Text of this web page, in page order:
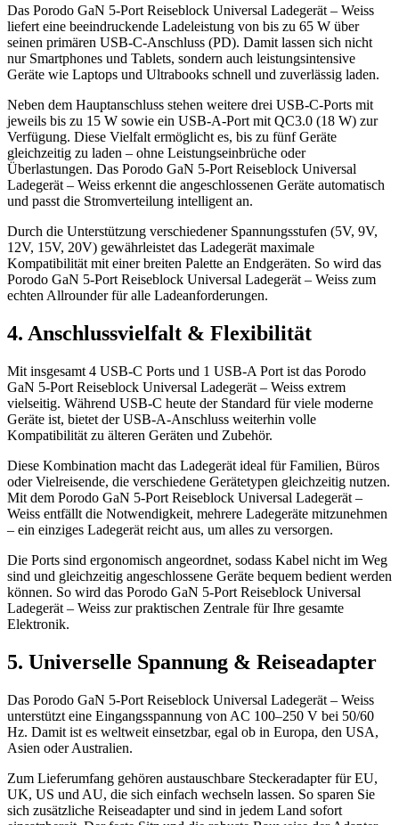
Das Porodo GaN 5-Port Reiseblock Universal Ladegerät – Weiss
liefert eine beeindruckende Ladeleistung von bis zu 65 W über
seinen primären USB-C-Anschluss (PD). Damit lassen sich nicht
nur Smartphones und Tablets, sondern auch leistungsintensive
Geräte wie Laptops und Ultrabooks schnell und zuverlässig laden.
Neben dem Hauptanschluss stehen weitere drei USB-C-Ports mit
jeweils bis zu 15 W sowie ein USB-A-Port mit QC3.0 (18 W) zur
Verfügung. Diese Vielfalt ermöglicht es, bis zu fünf Geräte
gleichzeitig zu laden – ohne Leistungseinbrüche oder
Überlastungen. Das Porodo GaN 5-Port Reiseblock Universal
Ladegerät – Weiss erkennt die angeschlossenen Geräte automatisch
und passt die Stromverteilung intelligent an.
Durch die Unterstützung verschiedener Spannungsstufen (5V, 9V,
12V, 15V, 20V) gewährleistet das Ladegerät maximale
Kompatibilität mit einer breiten Palette an Endgeräten. So wird das
Porodo GaN 5-Port Reiseblock Universal Ladegerät – Weiss zum
echten Allrounder für alle Ladeanforderungen.
4. Anschlussvielfalt & Flexibilität
Mit insgesamt 4 USB-C Ports und 1 USB-A Port ist das Porodo
GaN 5-Port Reiseblock Universal Ladegerät – Weiss extrem
vielseitig. Während USB-C heute der Standard für viele moderne
Geräte ist, bietet der USB-A-Anschluss weiterhin volle
Kompatibilität zu älteren Geräten und Zubehör.
Diese Kombination macht das Ladegerät ideal für Familien, Büros
oder Vielreisende, die verschiedene Gerätetypen gleichzeitig nutzen.
Mit dem Porodo GaN 5-Port Reiseblock Universal Ladegerät –
Weiss entfällt die Notwendigkeit, mehrere Ladegeräte mitzunehmen
– ein einziges Ladegerät reicht aus, um alles zu versorgen.
Die Ports sind ergonomisch angeordnet, sodass Kabel nicht im Weg
sind und gleichzeitig angeschlossene Geräte bequem bedient werden
können. So wird das Porodo GaN 5-Port Reiseblock Universal
Ladegerät – Weiss zur praktischen Zentrale für Ihre gesamte
Elektronik.
5. Universelle Spannung & Reiseadapter
Das Porodo GaN 5-Port Reiseblock Universal Ladegerät – Weiss
unterstützt eine Eingangsspannung von AC 100–250 V bei 50/60
Hz. Damit ist es weltweit einsetzbar, egal ob in Europa, den USA,
Asien oder Australien.
Zum Lieferumfang gehören austauschbare Steckeradapter für EU,
UK, US und AU, die sich einfach wechseln lassen. So sparen Sie
sich zusätzliche Reiseadapter und sind in jedem Land sofort